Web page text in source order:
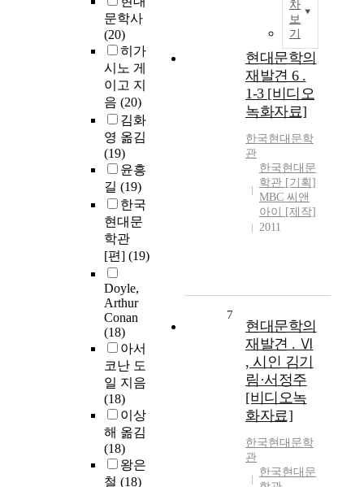
문학사
(20)
히가
시노 게
이고 지
음 (20)
김화
영 옮김
(19)
윤흥
길 (19)
한국
현대문
학관
[편] (19)
Doyle,
Arthur
Conan
(18)
아서
코난 도
일 지음
(18)
이상
해 옮김
(18)
왕은
철 (18)
차
보
기
현대문학의
재발견 6 .
1-3 [비디오
녹화자료]
한국현대문학
관
한국현대문
학관 [기획]
MBC 씨앤
아이 [제작]
2011
7
현대문학의
재발견 . Ⅵ
, 시인 김기
림·서정주
[비디오녹
화자료]
한국현대문학
관
한국현대문